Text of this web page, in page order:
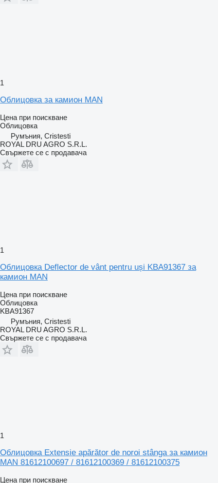
1
Облицовка за камион MAN
Цена при поискване
Облицовка
Румъния, Cristesti
ROYAL DRU AGRO S.R.L.
Свържете се с продавача
1
Облицовка Deflector de vânt pentru uși KBA91367 за
камион MAN
Цена при поискване
Облицовка
KBA91367
Румъния, Cristesti
ROYAL DRU AGRO S.R.L.
Свържете се с продавача
1
Облицовка Extensie apărător de noroi stânga за камион
MAN 81612100697 / 81612100369 / 81612100375
Цена при поискване